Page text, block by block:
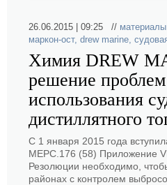
26.06.2015 | 09:25 //
маркон-ост, drew marine,
Химия DREW
решение проблем
использования
дистиллятного
С 1 января 2015 года
МЕРС.176 (58) Приложение
Резолюции необходимо,
районах с контролем